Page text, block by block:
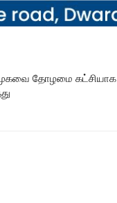
தோழமை கட்சியாக